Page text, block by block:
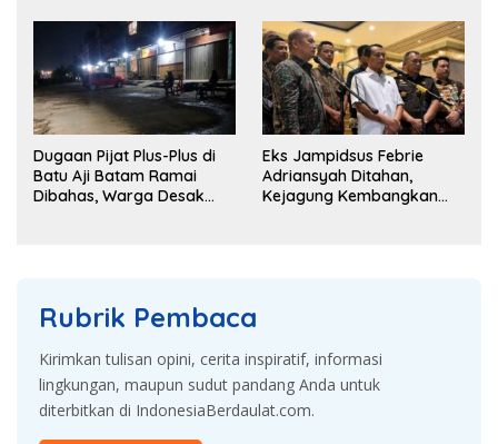
Dugaan Pijat Plus-Plus di
Batu Aji Batam Ramai
Dibahas, Warga Desak
Eks Jampidsus Febrie
Adriansyah Ditahan,
Kejagung Kembangkan
Rubrik Pembaca
Kirimkan tulisan opini, cerita inspiratif, informasi
lingkungan, maupun sudut pandang Anda untuk
diterbitkan di IndonesiaBerdaulat.com.